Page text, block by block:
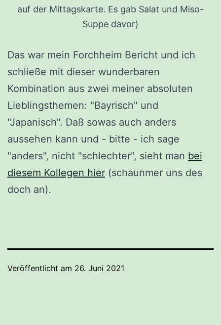
auf der Mittagskarte. Es gab Salat und Miso-
Suppe davor)
Das war mein Forchheim Bericht und ich
schließe mit dieser wunderbaren
Kombination aus zwei meiner absoluten
Lieblingsthemen: "Bayrisch" und
"Japanisch". Daß sowas auch anders
aussehen kann und - bitte - ich sage
"anders", nicht "schlechter", sieht man bei
diesem Kollegen hier (schaunmer uns des
doch an).
Veröffentlicht am 26. Juni 2021